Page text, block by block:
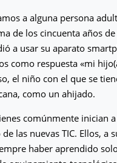
a alguna persona
de los cincuenta años de
a usar su aparato
como respuesta «mi
el niño con el que se
como un ahijado.
comúnmente inician
las nuevas TIC. Ellos, a
haber aprendido